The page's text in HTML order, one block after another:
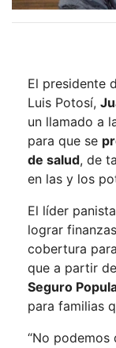
El presidente
Luis Potosí,
un llamado a
para que se
de salud, de
en las y los
El líder
lograr
cobertura
que a partir
Seguro
para familias
“No podemos